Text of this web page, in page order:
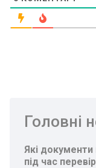
Головні
Які документи
під час